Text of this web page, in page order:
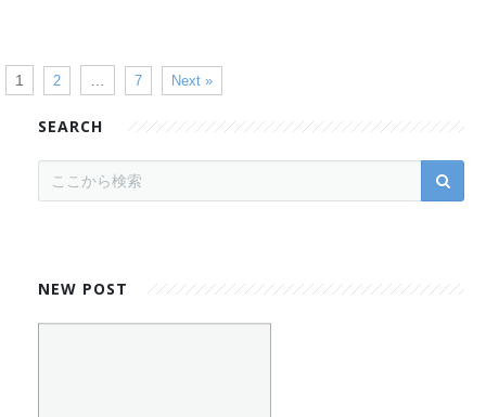
1 2 7 Next »
SEARCH
NEW POST